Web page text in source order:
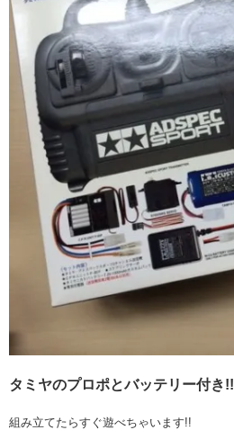
タミヤのプロポとバッテリー付き!!
組み立てたらすぐ遊べちゃいます!!